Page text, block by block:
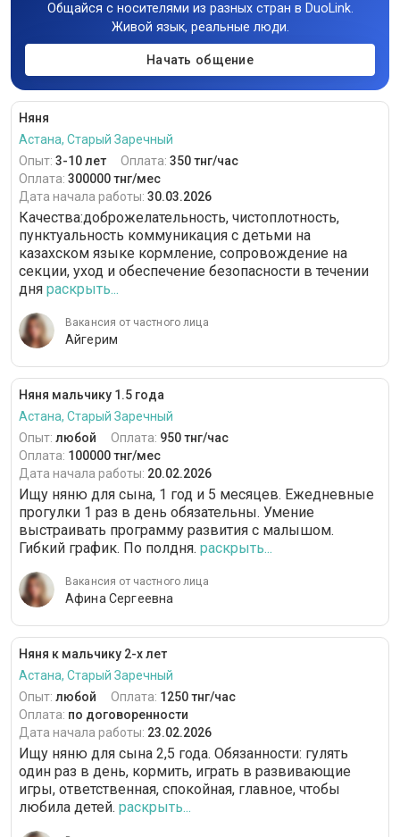
Общайся с носителями из разных стран в DuoLink.
Живой язык, реальные люди.
Начать общение
Няня
Астана, Старый Заречный
Опыт: 3-10 лет Оплата: 350 тнг/час
Оплата: 300000 тнг/мес
Дата начала работы: 30.03.2026
Качества:доброжелательность, чистоплотность,
пунктуальность коммуникация с детьми на
казахском языке кормление, сопровождение на
секции, уход и обеспечение безопасности в течении
дня раскрыть...
Вакансия от частного лица
Айгерим
Няня мальчику 1.5 года
Астана, Старый Заречный
Опыт: любой Оплата: 950 тнг/час
Оплата: 100000 тнг/мес
Дата начала работы: 20.02.2026
Ищу няню для сына, 1 год и 5 месяцев. Ежедневные
прогулки 1 раз в день обязательны. Умение
выстраивать программу развития с малышом.
Гибкий график. По полдня. раскрыть...
Вакансия от частного лица
Афина Сергеевна
Няня к мальчику 2-х лет
Астана, Старый Заречный
Опыт: любой Оплата: 1250 тнг/час
Оплата: по договоренности
Дата начала работы: 23.02.2026
Ищу няню для сына 2,5 года. Обязанности: гулять
один раз в день, кормить, играть в развивающие
игры, ответственная, спокойная, главное, чтобы
любила детей. раскрыть...